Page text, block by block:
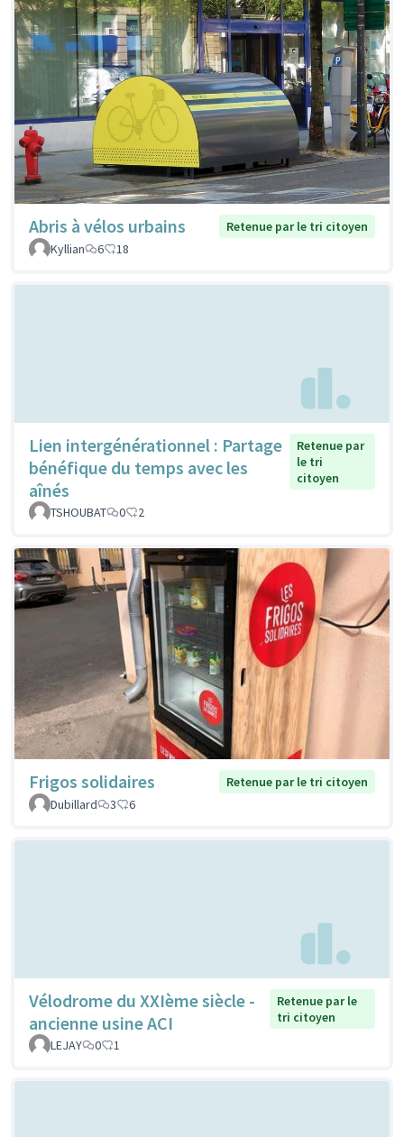
Abris à vélos urbains
Retenue par le tri citoyen
Kyllian
6 18
Lien intergénérationnel : Partage
bénéfique du temps avec les
aînés
Retenue par
le tri
citoyen
TSHOUBAT 0 2
Frigos solidaires
Retenue par le tri citoyen
Dubillard
3 6
Vélodrome du XXIème siècle -
ancienne usine ACI
Retenue par le
tri citoyen
LEJAY
0 1